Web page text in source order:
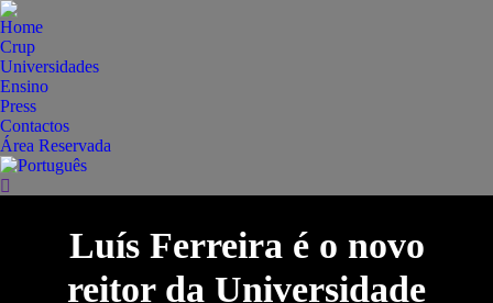
Home
Crup
Universidades
Ensino
Press
Contactos
Área Reservada
Search:
Luís Ferreira é o novo
reitor da Universidade